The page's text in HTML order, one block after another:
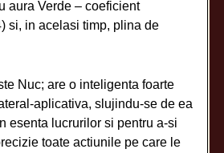
aura Verde – coeficient
si, in acelasi timp, plina de
Nuc; are o inteligenta foarte
aplicativa, slujindu-se de ea
esenta lucrurilor si pentru a-si
toate actiunile pe care le